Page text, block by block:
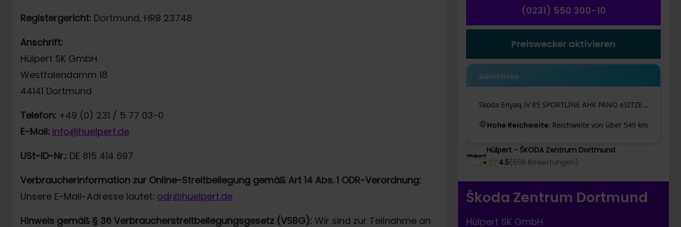
Registergericht: Dortmund, HRB 23748
Anschrift:
Hülpert SK GmbH
Westfalendamm 18
44141 Dortmund
Telefon: +49 (0) 231 / 5 77 03-0
E-Mail: info@huelpert.de
USt-ID-Nr.: DE 815 414 697
Verbraucherinformation zur Online-Streitbeilegung gemäß Art 14 Abs. 1 ODR-Verordnung:
Unsere E-Mail-Adresse lautet: odr@huelpert.de
Hinweis gemäß § 36 Verbraucherstreitbeilegungsgesetz (VSBG): Wir sind zur Teilnahme an
(0231) 550 300-10
Preiswecker aktivieren
Einblicke
Skoda Enyaq iV 85 SPORTLINE AHK PANO eSITZE 360CAM HEADUP
Hohe Reichweite: Reichweite von über 549 km
Hülpert - ŠKODA Zentrum Dortmund
4.5(656 Bewertungen)
Škoda Zentrum Dortmund
Hülpert SK GmbH